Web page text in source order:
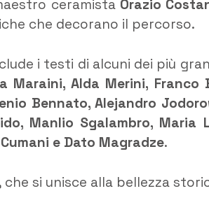
ceramista Orazio
che decorano il percorso.
i testi di alcuni dei più
Maraini, Alda Merini, Franco
Bennato, Alejandro
Manlio Sgalambro, Maria
e Dato Magradze.
si unisce alla bellezza